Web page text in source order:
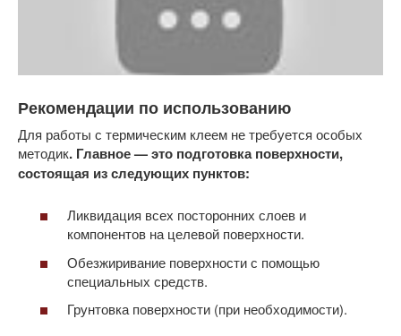
Рекомендации по использованию
Для работы с термическим клеем не требуется особых
методик. Главное — это подготовка поверхности,
состоящая из следующих пунктов:
Ликвидация всех посторонних слоев и
компонентов на целевой поверхности.
Обезжиривание поверхности с помощью
специальных средств.
Грунтовка поверхности (при необходимости).